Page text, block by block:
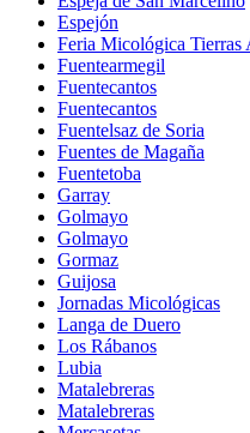
Espejón
Feria Micológica Tierras
Fuentearmegil
Fuentecantos
Fuentecantos
Fuentelsaz de Soria
Fuentes de Magaña
Fuentetoba
Garray
Golmayo
Golmayo
Gormaz
Guijosa
Jornadas Micológicas
Langa de Duero
Los Rábanos
Lubia
Matalebreras
Matalebreras